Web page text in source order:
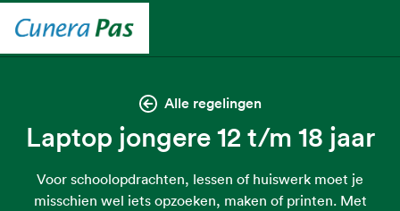
Alle regelingen
Laptop jongere 12 t/m 18 jaar
Voor schoolopdrachten, lessen of huiswerk moet je
misschien wel iets opzoeken, maken of printen. Met